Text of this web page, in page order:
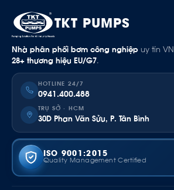
TKT PUMPS
Nhà phân phối bơm công nghiệp uy tín
28+ thương hiệu EU/G7.
HOTLINE 24/7
0941.400.488
TRỤ SỞ · HCM
30D Phan Văn Sửu, P. Tân Bình
ISO 9001:2015
Quality Management Certified